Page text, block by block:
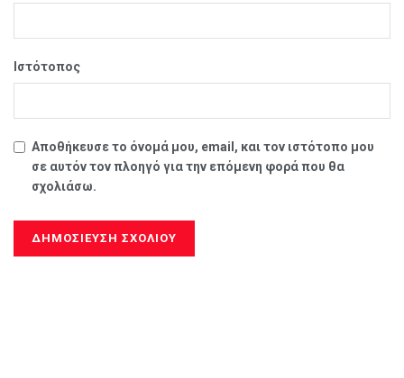
Ιστότοπος
Αποθήκευσε το όνομά μου, email, και τον ιστότοπο μου
σε αυτόν τον πλοηγό για την επόμενη φορά που θα
σχολιάσω.